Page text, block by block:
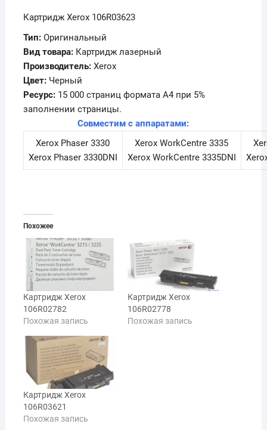
Картридж Xerox 106R03623
Тип: Оригинальный
Вид товара: Картридж лазерный
Производитель: Xerox
Цвет: Черный
Ресурс: 15 000 страниц формата А4 при 5%
заполнении страницы.
Совместим с аппаратами:
Xerox Phaser 3330
Xerox Phaser 3330DNI
Xerox WorkCentre 3335
Xerox WorkCentre 3335DNI
Похожее
Картридж Xerox
106R02782
Похожая запись
Картридж Xerox
106R02778
Похожая запись
Картридж Xerox
106R03621
Похожая запись